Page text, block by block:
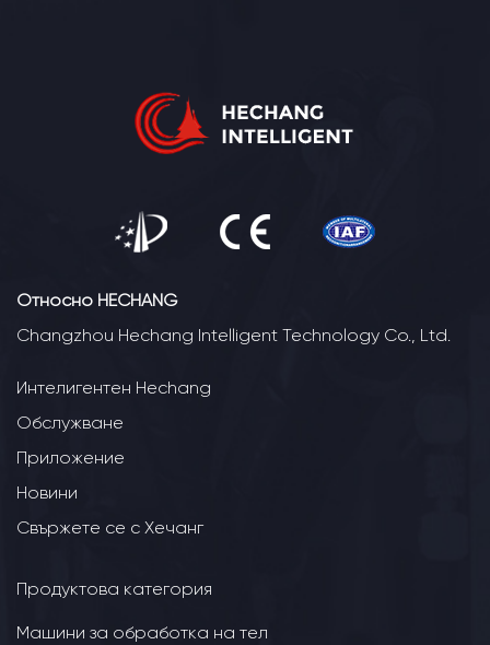
Относно HECHANG
Changzhou Hechang Intelligent Technology Co., Ltd.
Интелигентен Hechang
Обслужване
Приложение
Новини
Свържете се с Хечанг
Продуктова категория
Машини за обработка на тел